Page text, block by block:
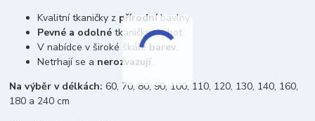
Kvalitní tkaničky z přírodníbavlny.
Pevné a odolnétkaničky do bot.
V nabídce v široké škále barev.
Netrhají se a nerozvazují.
Na výběr v délkách: 60, 70, 80, 90, 100, 110, 120, 130, 140, 160,
180 a 240 cm